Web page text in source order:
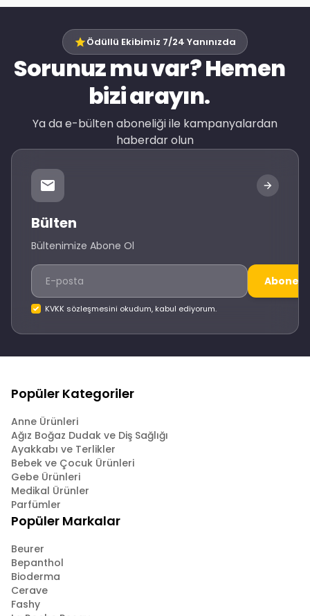
Ödüllü Ekibimiz 7/24 Yanınızda
Sorunuz mu var? Hemen
bizi arayın.
Ya da e-bülten aboneliği ile kampanyalardan
haberdar olun
Bülten
Bültenimize Abone Ol
Abone
KVKK sözleşmesini okudum, kabul ediyorum.
Popüler Kategoriler
Anne Ürünleri
Ağız Boğaz Dudak ve Diş Sağlığı
Ayakkabı ve Terlikler
Bebek ve Çocuk Ürünleri
Gebe Ürünleri
Medikal Ürünler
Parfümler
Popüler Markalar
Beurer
Bepanthol
Bioderma
Cerave
Fashy